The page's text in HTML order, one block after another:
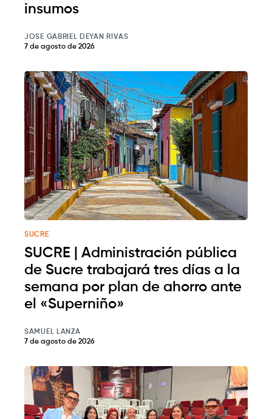
insumos
JOSE GABRIEL DEYAN RIVAS
7 de agosto de 2026
SUCRE
SUCRE | Administración pública
de Sucre trabajará tres días a la
semana por plan de ahorro ante
el «Superniño»
SAMUEL LANZA
7 de agosto de 2026